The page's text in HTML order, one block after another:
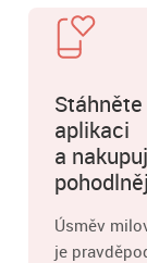
aplikaci
a
Úsměv
je